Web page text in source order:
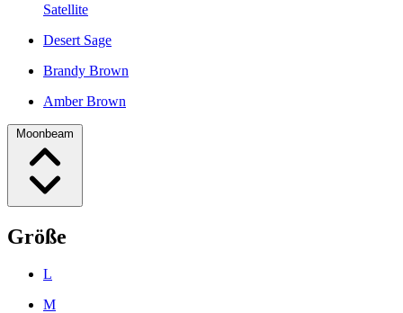
Satellite
Desert Sage
Brandy Brown
Amber Brown
Moonbeam
Größe
L
M